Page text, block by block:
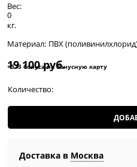
Вес:
0
кг.
Материал: ПВХ
19 100 руб.
+573 бонуса на бонусную карту
Количество:
Доставка в Москва